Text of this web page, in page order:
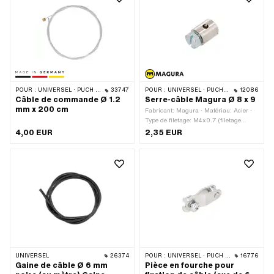
clé Vis: 8 mm · Longueur du filetage:
POUR : UNIVERSEL · PUCH · SACHS · ZÜNDAPP BELMONDO · CILO 33747
Câble de commande Ø 1.2
mm x 200 cm
4,00 EUR
POUR : UNIVERSEL · PUCH · SACHS 12086
Serre-câble Magura Ø 8 x 9
Fabricant: Magura · Matériau: Acier ·
Type de filetage: M4x0.7 (filetage
standard) · Ø extérieur: 8 mm · Ø
Hexagonal · Surface: chromé · Surface:
· Clé de serrage: 7 mm · Longueur du
filetage: 5 mm · Nombre de
composants: 1 pcs · Champ
2,35 EUR
UNIVERSEL 26374
Gaine de câble Ø 6 mm
POUR : UNIVERSEL · PUCH · SACHS · PONY / CILO (BÊTA 521 & 512) · ZÜNDAPP BELMONDO 16776
Pièce en fourche pour